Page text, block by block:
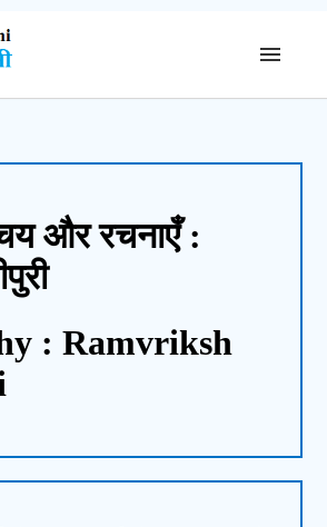
और रचनाएँ :
: Ramvriksh